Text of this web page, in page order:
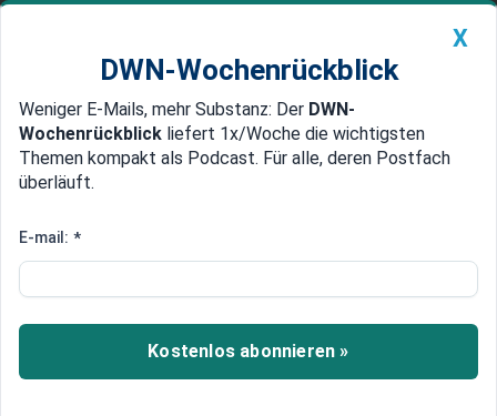
Newsticker MEIN DWN: Geldanlage Premium
Edelmetalle DWN-Magazin China
Shopify-Aktie: Steile Kurve, gute
Software-Spezialisten
In Sachen E-Commerce kommen Online-Händler
nicht mehr an Shopify vorbei. Das von einem
X
DWN-Wochenrückblick
Weniger E-Mails, mehr Substanz: Der DWN-
Wochenrückblick liefert 1x/Woche die wichtigsten
Themen kompakt als Podcast. Für alle, deren Postfach
überläuft.
E-mail: *
Kostenlos abonnieren »